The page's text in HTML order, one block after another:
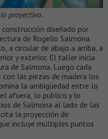
proyectivo.
construcción diseñado por
de Rogelio Salmona.
a circular de abajo a arriba, a
y exterior. El taller inicia
de Salmona. Luego cada
las piezas de madera los
la ambigüedad entre lo
afuera, lo público y lo
de Salmona al lado de las
la proyección de
incluye múltiples puntos